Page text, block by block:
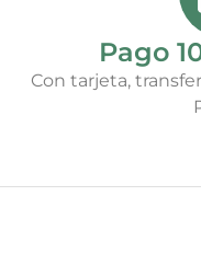
Pago
Con tarjeta,